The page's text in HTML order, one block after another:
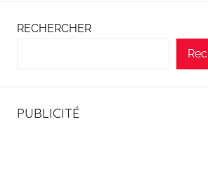
RECHERCHER
PUBLICITÉ